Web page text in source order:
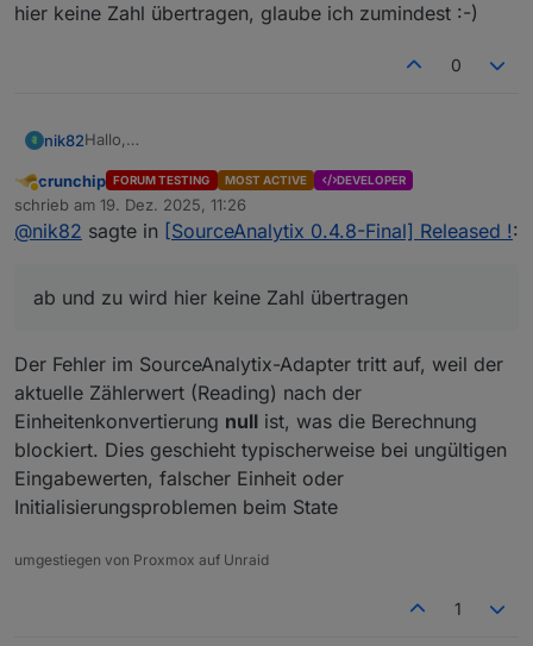
hier keine Zahl übertragen, glaube ich zumindest :-)
0
nik82Hallo,
grundsätzlich funktioniert der Datenpunkt aber.
Was bedeutet das:
Ich habe das immer nur bei dem Datenpunkt ab und zu.
Abwesend
crunchip FORUM TESTING MOST ACTIVE DEVELOPER
schrieb am 19. Dez. 2025, 11:26
zuletzt editiert von
@nik82 sagte in [SourceAnalytix 0.4.8-Final] Released !:
ab und zu wird hier keine Zahl übertragen
Der Fehler im SourceAnalytix-Adapter tritt auf, weil der
aktuelle Zählerwert (Reading) nach der
Einheitenkonvertierung null ist, was die Berechnung
blockiert. Dies geschieht typischerweise bei ungültigen
Eingabewerten, falscher Einheit oder
Initialisierungsproblemen beim State
umgestiegen von Proxmox auf Unraid
1